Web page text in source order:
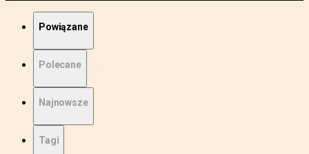
Powiązane
Polecane
Najnowsze
Tagi